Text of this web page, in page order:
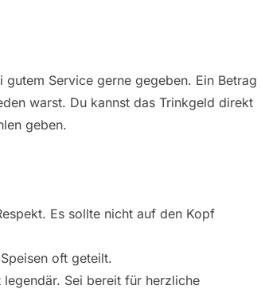
Service gerne gegeben. Ein Betrag
warst. Du kannst das Trinkgeld direkt
geben.
Es sollte nicht auf den Kopf
oft geteilt.
Sei bereit für herzliche